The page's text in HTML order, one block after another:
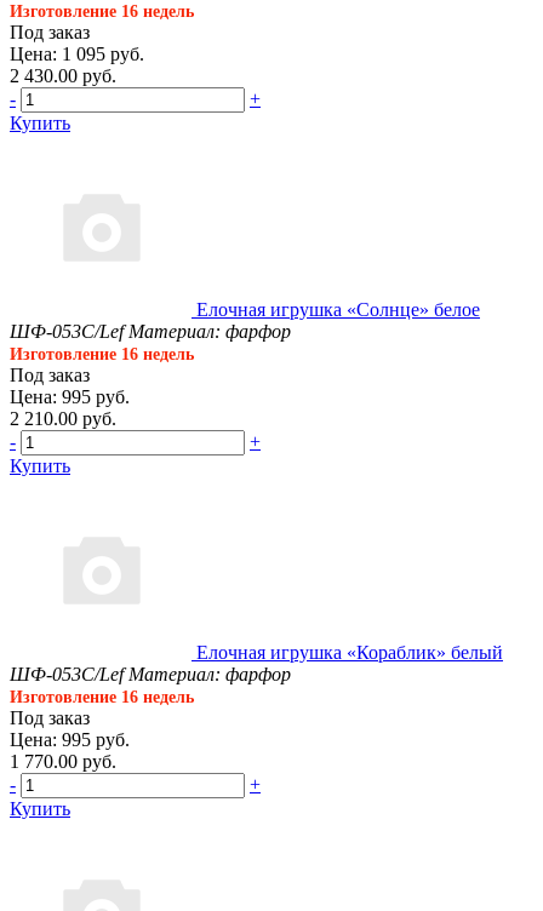
Изготовление 16 недель
Под заказ
Цена: 1 095 руб.
2 430.00 руб.
-
+
Купить
Елочная игрушка «Солнце» белое
ШФ-053С/Lef Материал: фарфор
Изготовление 16 недель
Под заказ
Цена: 995 руб.
2 210.00 руб.
-
+
Купить
Елочная игрушка «Кораблик» белый
ШФ-053С/Lef Материал: фарфор
Изготовление 16 недель
Под заказ
Цена: 995 руб.
1 770.00 руб.
-
+
Купить